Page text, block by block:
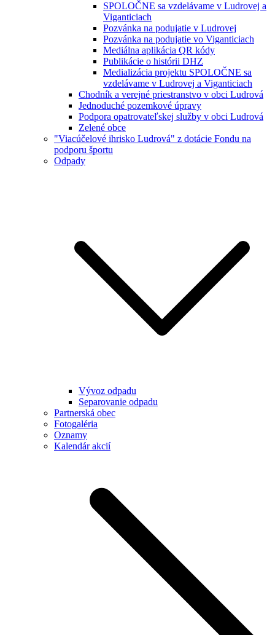
SPOLOČNE sa vzdelávame v Ludrovej a
Viganticiach
Pozvánka na podujatie v Ludrovej
Pozvánka na podujatie vo Viganticiach
Mediálna aplikácia QR kódy
Publikácie o histórii DHZ
Medializácia projektu SPOLOČNE sa
vzdelávame v Ludrovej a Viganticiach
Chodník a verejné priestranstvo v obci Ludrová
Jednoduché pozemkové úpravy
Podpora opatrovateľskej služby v obci Ludrová
Zelené obce
"Viacúčelové ihrisko Ludrová" z dotácie Fondu na
podporu športu
Odpady
Vývoz odpadu
Separovanie odpadu
Partnerská obec
Fotogaléria
Oznamy
Kalendár akcií